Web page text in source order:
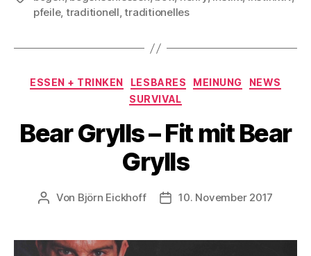
pfeile, traditionell,traditionelles
Kategorien
ESSEN + TRINKEN LESBARES MEINUNG
NEWS
SURVIVAL
Bear Grylls – Fit mit Bear
Grylls
Beitragsautor
Von Björn Eickhoff Veröffentlichungsdatum
10. November 2017